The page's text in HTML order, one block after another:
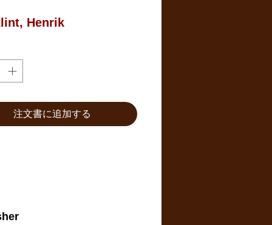
Henrik
注文書に追加する